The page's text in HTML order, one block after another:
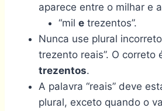
aparece entre o milhar e
“mil e trezentos”.
Nunca use plural
trezento reais”. O correto
trezentos.
A palavra “reais” deve
plural, exceto quando o